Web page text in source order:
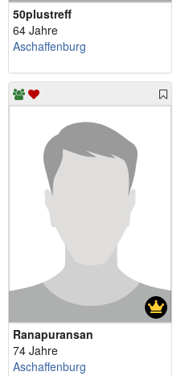
50plustreff
64 Jahre
Aschaffenburg
Ranapuransan
74 Jahre
Aschaffenburg